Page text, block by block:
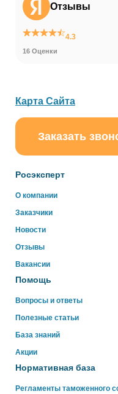
Отзывы
4.3
16 Оценки
Росэксперт
О компании
Заказчики
Новости
Отзывы
Вакансии
Помощь
Вопросы и ответы
Полезные статьи
База знаний
Акции
Нормативная база
Регламенты таможенного
Карта Сайта
Заказать
online
Здравствуйте!
Свяжитесь с нами